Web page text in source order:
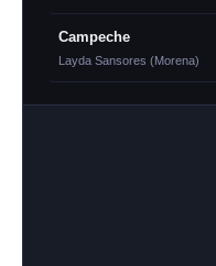
Campeche
Layda Sansores (Morena)